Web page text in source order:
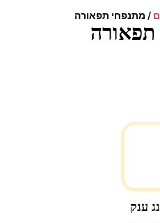
/ מתנפחי תפאורה
תפאורה
ענק